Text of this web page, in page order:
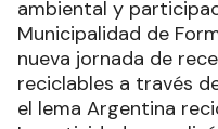
ambiental y
Municipalidad de
nueva jornada de
reciclables a través
el lema Argentina